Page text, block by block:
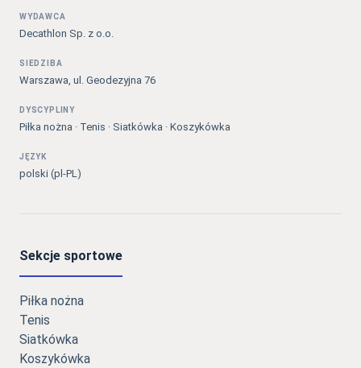
WYDAWCA
Decathlon Sp. z o.o.
SIEDZIBA
Warszawa, ul. Geodezyjna 76
DYSCYPLINY
Piłka nożna · Tenis · Siatkówka · Koszykówka
JĘZYK
polski (pl-PL)
Sekcje sportowe
Piłka nożna
Tenis
Siatkówka
Koszykówka